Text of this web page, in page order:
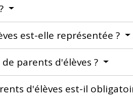
est-elle représentée ?
parents d'élèves ?
d'élèves est-il